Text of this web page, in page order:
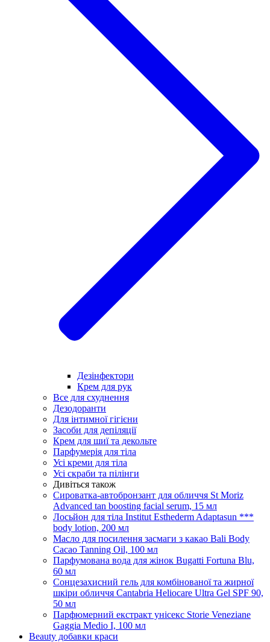
Дезінфектори
Крем для рук
Все для схуднення
Дезодоранти
Для інтимної гігієни
Засоби для депіляції
Крем для шиї та декольте
Парфумерія для тіла
Усі креми для тіла
Усі скраби та пілінги
Дивіться також
Сироватка-автобронзант для обличчя St Moriz
Advanced tan boosting facial serum, 15 мл
Лосьйон для тіла Institut Esthederm Adaptasun ***
body lotion, 200 мл
Масло для посилення засмаги з какао Bali Body
Cacao Tanning Oil, 100 мл
Парфумована вода для жінок Bugatti Fortuna Blu,
60 мл
Сонцезахисний гель для комбінованої та жирної
шкіри обличчя Cantabria Heliocare Ultra Gel SPF 90,
50 мл
Парфюмерний екстракт унісекс Storie Veneziane
Gaggia Medio I, 100 мл
Beauty добавки краси